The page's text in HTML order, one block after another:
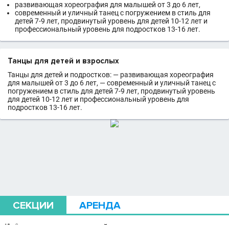
развивающая хореография для малышей от 3 до 6 лет,
современный и уличный танец с погружением в стиль для
детей 7-9 лет, продвинутый уровень для детей 10-12 лет и
профессиональный уровень для подростков 13-16 лет.
Танцы для детей и взрослых
Танцы для детей и подростков: — развивающая хореография
для малышей от 3 до 6 лет, — современный и уличный танец с
погружением в стиль для детей 7-9 лет, продвинутый уровень
для детей 10-12 лет и профессиональный уровень для
подростков 13-16 лет.
СЕКЦИИ АРЕНДА